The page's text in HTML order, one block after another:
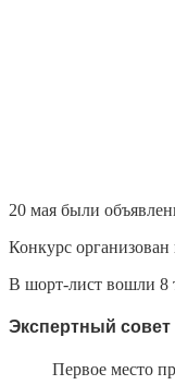
20 мая были
Конкурс
В шорт-лист вошли 8
Экспертный
Первое место